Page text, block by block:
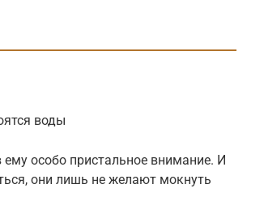
воды
особо пристальное внимание. И
они лишь не желают мокнуть